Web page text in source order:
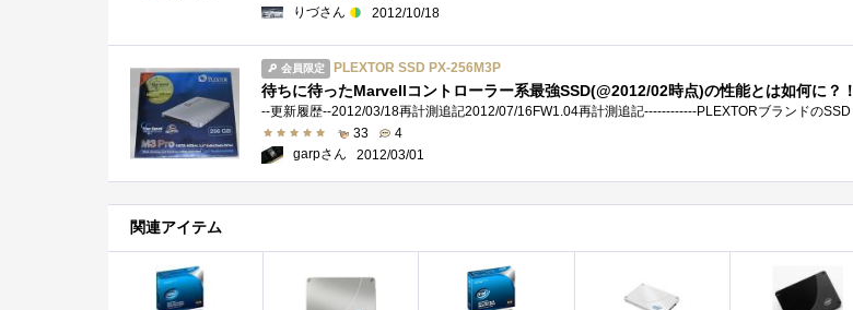
りづさん
2012/10/18
会員限定 PLEXTOR SSD PX-256M3P
待ちに待ったMarvellコントローラー系最強SSD(@2012/02時点)の性能とは如何に？！
33
4
garpさん
2012/03/01
関連アイテム